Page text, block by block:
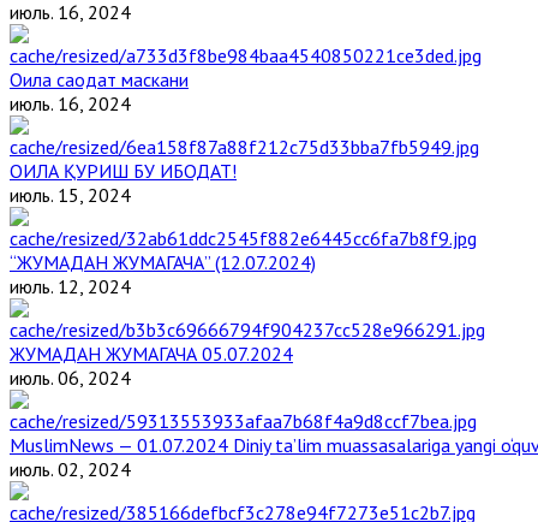
июль. 16, 2024
Оила саодат маскани
июль. 16, 2024
ОИЛА ҚУРИШ БУ ИБОДАТ!
июль. 15, 2024
“ЖУМАДАН ЖУМАГАЧА” (12.07.2024)
июль. 12, 2024
ЖУМАДАН ЖУМАГАЧА 05.07.2024
июль. 06, 2024
MuslimNews — 01.07.2024 Diniy ta’lim muassasalariga yangi
июль. 02, 2024